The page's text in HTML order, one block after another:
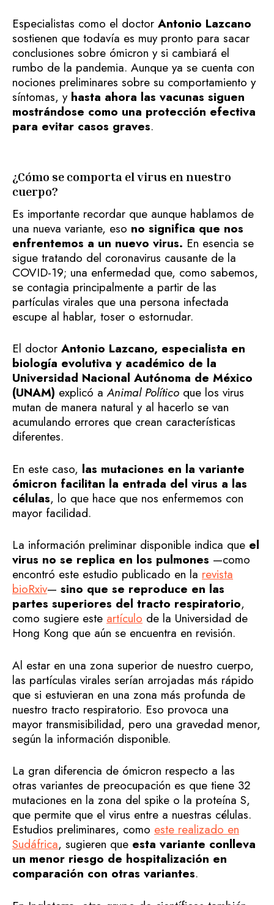
Especialistas como el doctor Antonio Lazcano
sostienen que todavía es muy pronto para sacar
conclusiones sobre ómicron y si cambiará el
rumbo de la pandemia. Aunque ya se cuenta con
nociones preliminares sobre su comportamiento y
síntomas, y hasta ahora las vacunas siguen
mostrándose como una protección efectiva
para evitar casos graves.
¿Cómo se comporta el virus en nuestro
cuerpo?
Es importante recordar que aunque hablamos de
una nueva variante, eso no significa que nos
enfrentemos a un nuevo virus. En esencia se
sigue tratando del coronavirus causante de la
COVID-19; una enfermedad que, como sabemos,
se contagia principalmente a partir de las
partículas virales que una persona infectada
escupe al hablar, toser o estornudar.
El doctor Antonio Lazcano, especialista en
biología evolutiva y académico de la
Universidad Nacional Autónoma de México
(UNAM) explicó aAnimal Político que los virus
mutan de manera natural y al hacerlo se van
acumulando errores que crean características
diferentes.
En este caso, las mutaciones en la variante
ómicron facilitan la entrada del virus a las
células, lo que hace que nos enfermemos con
mayor facilidad.
La información preliminar disponible indica que el
virus no se replica en los pulmones —como
encontró este estudio publicado en la revista
bioRxiv— sino que se reproduce en las
partes superiores del tracto respiratorio,
como sugiere este artículo de la Universidad de
Hong Kong que aún se encuentra en revisión.
Al estar en una zona superior de nuestro cuerpo,
las partículas virales serían arrojadas más rápido
que si estuvieran en una zona más profunda de
nuestro tracto respiratorio. Eso provoca una
mayor transmisibilidad, pero una gravedad menor,
según la información disponible.
La gran diferencia de ómicron respecto a las
otras variantes de preocupación es que tiene 32
mutaciones en la zona del spike o la proteína S,
que permite que el virus entre a nuestras células.
Estudios preliminares, como este realizado en
Sudáfrica, sugieren que esta variante conlleva
un menor riesgo de hospitalización en
comparación con otras variantes.